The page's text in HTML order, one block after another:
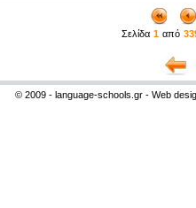
Σελίδα 1 από
© 2009 - language-schools.gr - Web